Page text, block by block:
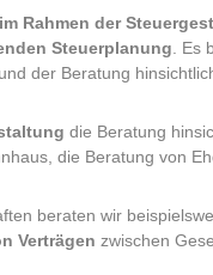
Rahmen der
Steuerplanung . Es
der Beratung
die Beratung
die Beratung von
beraten wir
Verträgen zwischen